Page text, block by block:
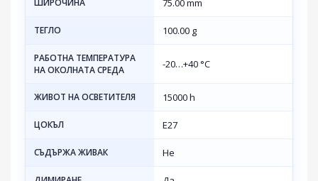
ШИРОЧИНА 75.00 mm
ТЕГЛО 100.00 g
РАБОТНА ТЕМПЕРАТУРА
НА ОКОЛНАТА СРЕДА
-20…+40 °C
ЖИВОТ НА ОСВЕТИТЕЛЯ 15000 h
ЦОКЪЛ E27
СЪДЪРЖА ЖИВАК Не